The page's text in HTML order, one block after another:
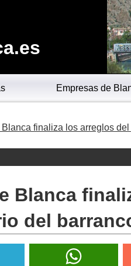
Empresas de
finaliza los arreglos
Blanca
del